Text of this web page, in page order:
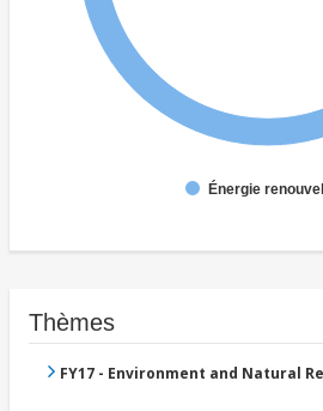
Énergie
Thèmes
FY17 - Environment and Natural